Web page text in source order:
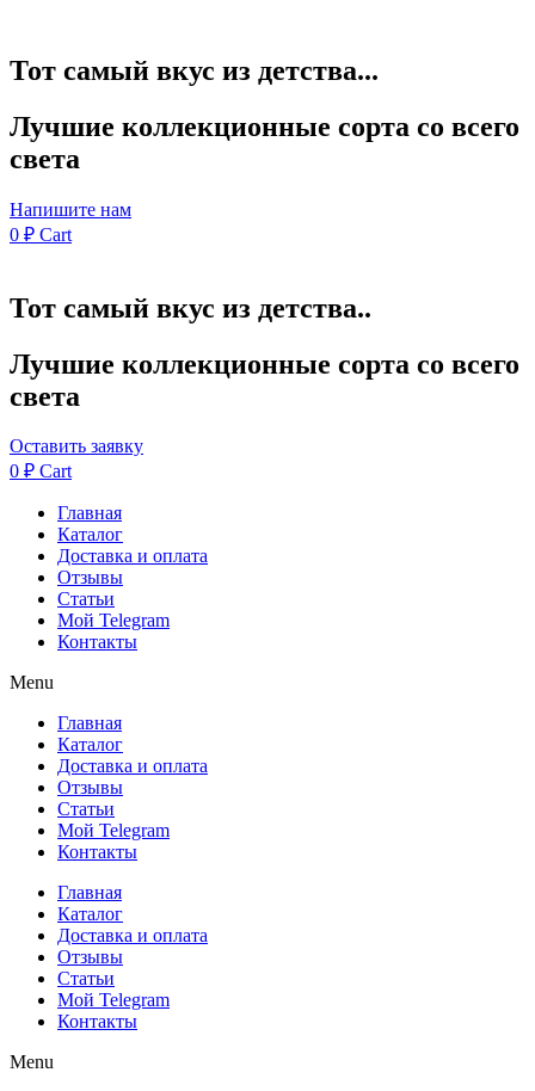
Тот самый вкус из детства...
Лучшие коллекционные сорта со всего
света
Напишите нам
0 ₽ Cart
Тот самый вкус из детства..
Лучшие коллекционные сорта со всего
света
Оставить заявку
0 ₽ Cart
Главная
Каталог
Доставка и оплата
Отзывы
Статьи
Мой Telegram
Контакты
Menu
Главная
Каталог
Доставка и оплата
Отзывы
Статьи
Мой Telegram
Контакты
Главная
Каталог
Доставка и оплата
Отзывы
Статьи
Мой Telegram
Контакты
Menu